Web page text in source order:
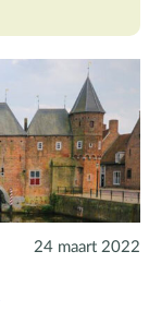
24 maart 2022